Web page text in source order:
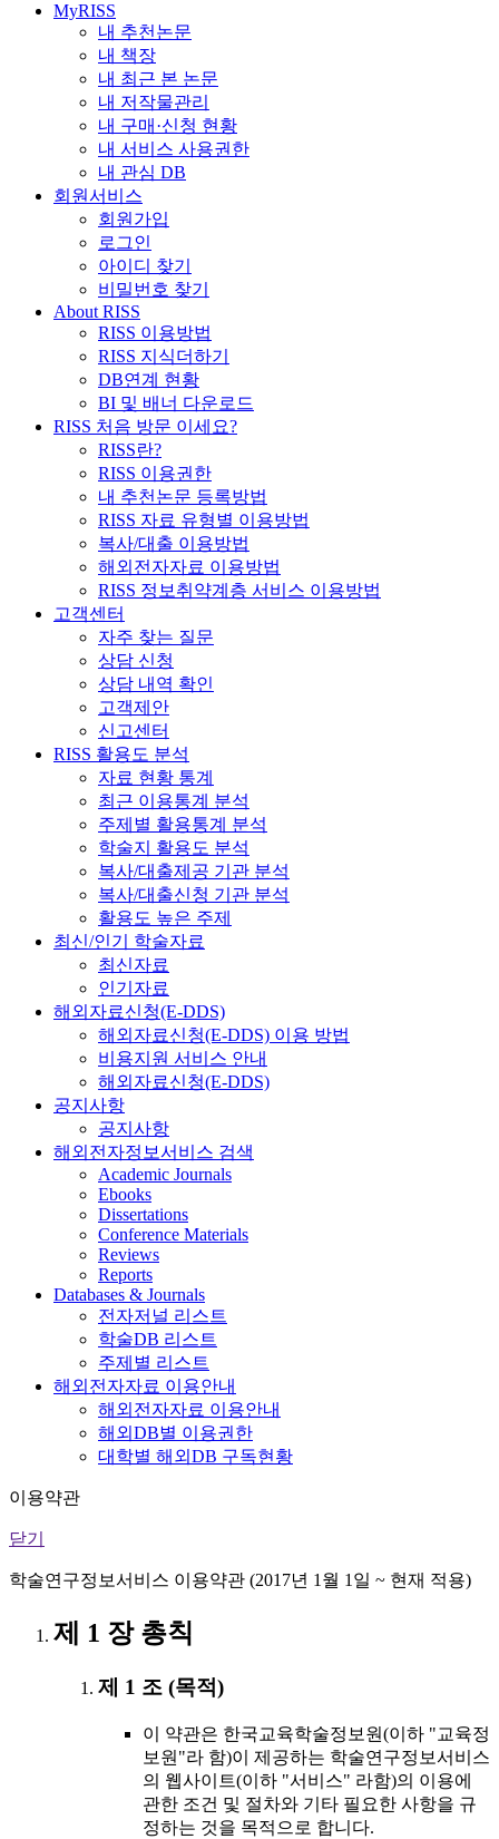
MyRISS
내 추천논문
내 책장
내 최근 본 논문
내 저작물관리
내 구매·신청 현황
내 서비스 사용권한
내 관심 DB
회원서비스
회원가입
로그인
아이디 찾기
비밀번호 찾기
About RISS
RISS 이용방법
RISS 지식더하기
DB연계 현황
BI 및 배너 다운로드
RISS 처음 방문 이세요?
RISS란?
RISS 이용권한
내 추천논문 등록방법
RISS 자료 유형별 이용방법
복사/대출 이용방법
해외전자자료 이용방법
RISS 정보취약계층 서비스 이용방법
고객센터
자주 찾는 질문
상담 신청
상담 내역 확인
고객제안
신고센터
RISS 활용도 분석
자료 현황 통계
최근 이용통계 분석
주제별 활용통계 분석
학술지 활용도 분석
복사/대출제공 기관 분석
복사/대출신청 기관 분석
활용도 높은 주제
최신/인기 학술자료
최신자료
인기자료
해외자료신청(E-DDS)
해외자료신청(E-DDS) 이용 방법
비용지원 서비스 안내
해외자료신청(E-DDS)
공지사항
공지사항
해외전자정보서비스 검색
Academic Journals
Ebooks
Dissertations
Conference Materials
Reviews
Reports
Databases & Journals
전자저널 리스트
학술DB 리스트
주제별 리스트
해외전자자료 이용안내
해외전자자료 이용안내
해외DB별 이용권한
대학별 해외DB 구독현황
이용약관
닫기
학술연구정보서비스 이용약관 (2017년 1월 1일 ~ 현재 적용)
제 1 장 총칙
제 1 조 (목적)
이 약관은 한국교육학술정보원(이하 "교육정
보원"라 함)이 제공하는 학술연구정보서비스
의 웹사이트(이하 "서비스" 라함)의 이용에
관한 조건 및 절차와 기타 필요한 사항을 규
정하는 것을 목적으로 합니다.